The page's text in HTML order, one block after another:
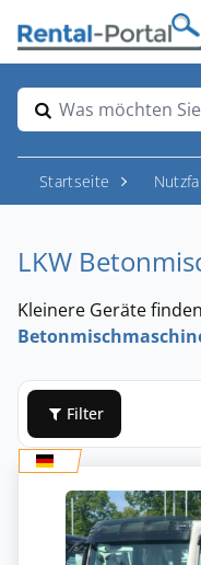
Was möchten
Startseite
LKW
Kleinere Geräte
Filter